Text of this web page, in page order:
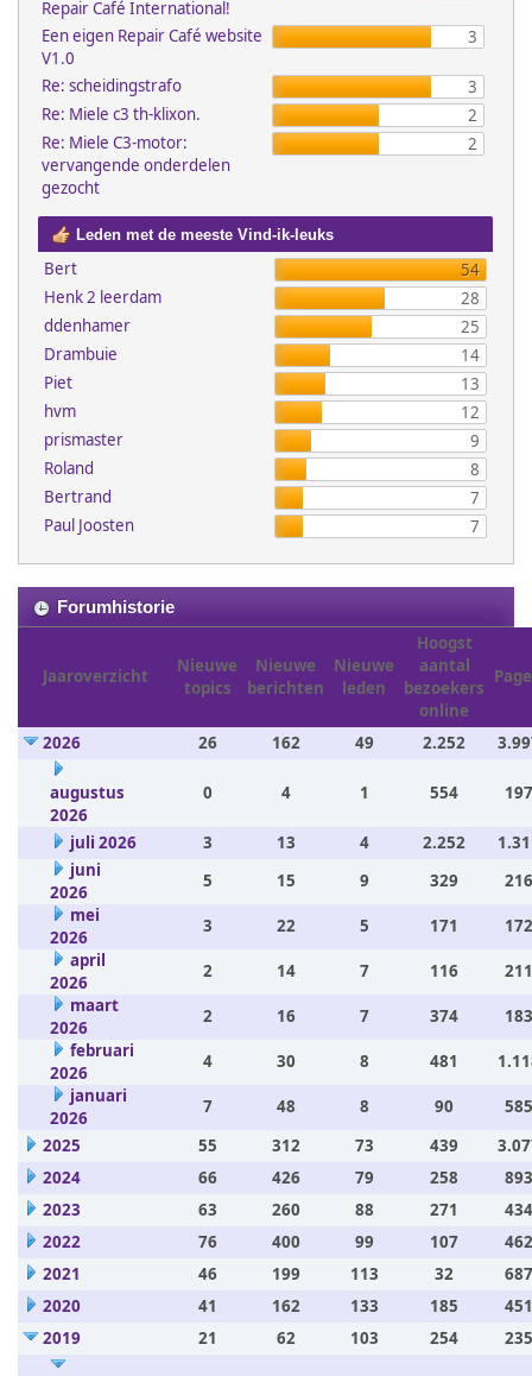
Repair Café International!
Een eigen Repair Café website
V1.0
3
Re: scheidingstrafo
3
Re: Miele c3 th-klixon.
2
Re: Miele C3-motor:
vervangende onderdelen
gezocht
2
Leden met de meeste Vind-ik-leuks
Bert
54
Henk 2 leerdam
28
ddenhamer
25
Drambuie
14
Piet
13
hvm
12
prismaster
9
Roland
8
Bertrand
7
Paul Joosten
7
Forumhistorie
Jaaroverzicht
Nieuwe
topics
Nieuwe
berichten
Nieuwe
leden
Hoogst
aantal
bezoekers
online
2026 26 162 49 2.252
augustus
2026
0 4 1 554
juli 2026 3 13 4 2.252
juni
2026
5 15 9 329
mei
2026
3 22 5 171
april
2026
2 14 7 116
maart
2026
2 16 7 374
februari
2026
4 30 8 481
januari
2026
7 48 8 90
2025
55 312 73 439
2024
66 426 79 258
2023
63 260 88 271
2022
76 400 99 107
2021
46 199 113 32
2020
41 162 133 185
2019
21 62 103 254